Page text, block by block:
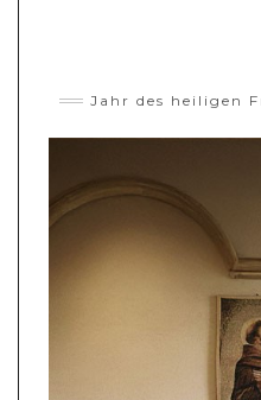
Jahr des heiligen